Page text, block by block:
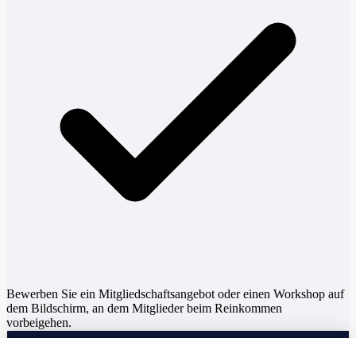
Bewerben Sie ein Mitgliedschaftsangebot oder einen Workshop auf
dem Bildschirm, an dem Mitglieder beim Reinkommen
vorbeigehen.